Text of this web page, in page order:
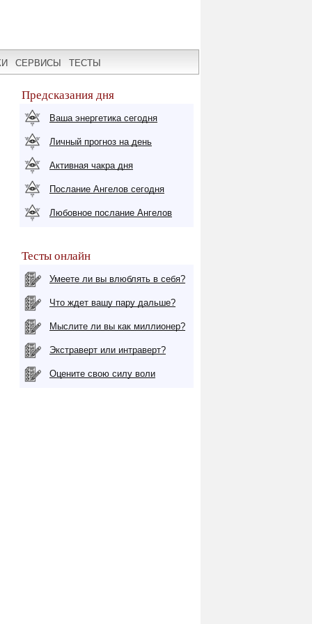
СЕРВИСЫ ТЕСТЫ
Предсказания дня
Ваша энергетика сегодня
Личный прогноз на день
Активная чакра дня
Послание Ангелов сегодня
Любовное послание Ангелов
Тесты онлайн
Умеете ли вы влюблять в себя?
Что ждет вашу пару дальше?
Мыслите ли вы как миллионер?
Экстраверт или интраверт?
Оцените свою силу воли